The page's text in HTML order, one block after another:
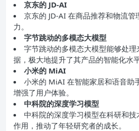
京东的 JD-AI
京东的 JD-AI 在商品推荐和物流
力。
字节跳动的多模态大模型
字节跳动的多模态大模型能够处
据，极大地提升了其产品的智能化水平
小米的 MiAI
小米的 MiAI 在智能家居和语音助
增强了用户体验。
中科院的深度学习模型
中科院的深度学习模型在科研和
作用，推动了年轻研究者的成长。